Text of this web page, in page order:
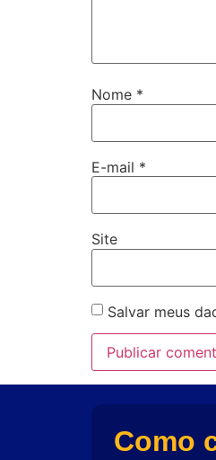
Nome *
E-mail *
Site
Salvar meus
Como